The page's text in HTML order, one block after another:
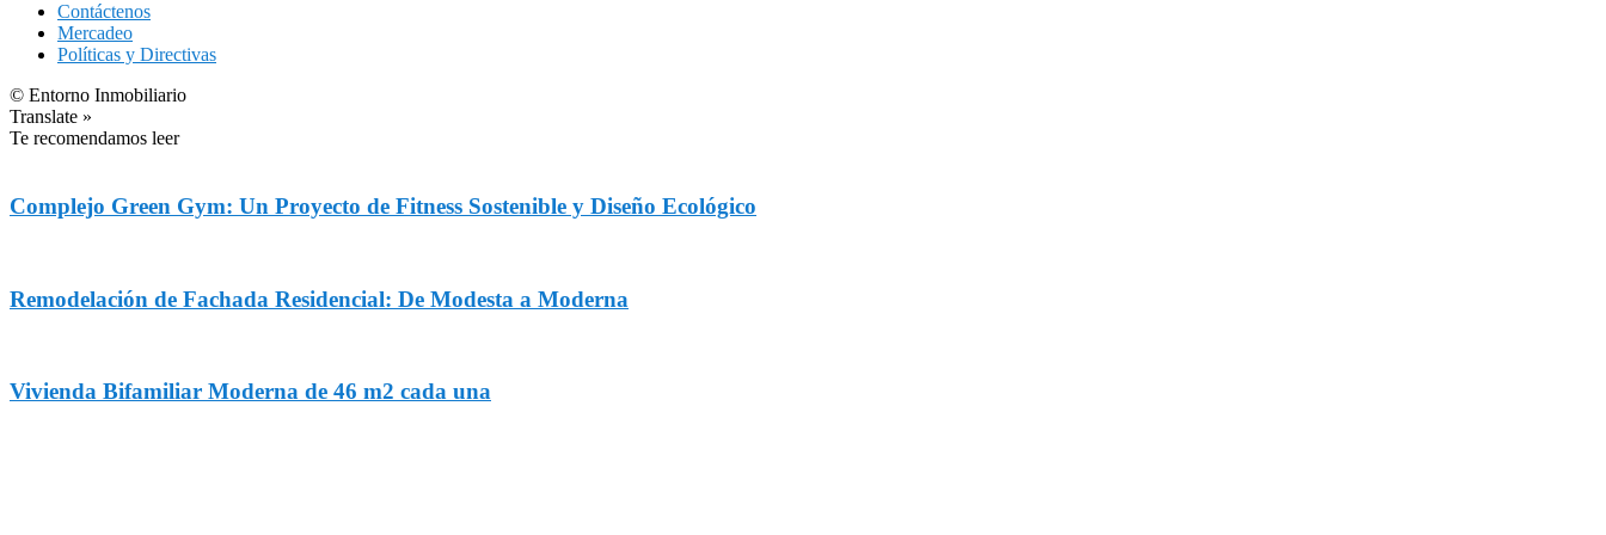
Contáctenos
Mercadeo
Políticas y Directivas
© Entorno Inmobiliario
Translate »
Te recomendamos leer
Complejo Green Gym: Un Proyecto de Fitness Sostenible y Diseño Ecológico
Remodelación de Fachada Residencial: De Modesta a Moderna
Vivienda Bifamiliar Moderna de 46 m2 cada una